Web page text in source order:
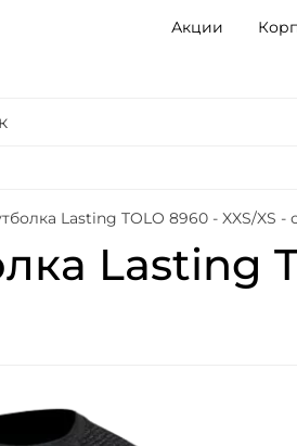
Акции
Lasting TOLO 8960 - XXS/XS -
Lasting